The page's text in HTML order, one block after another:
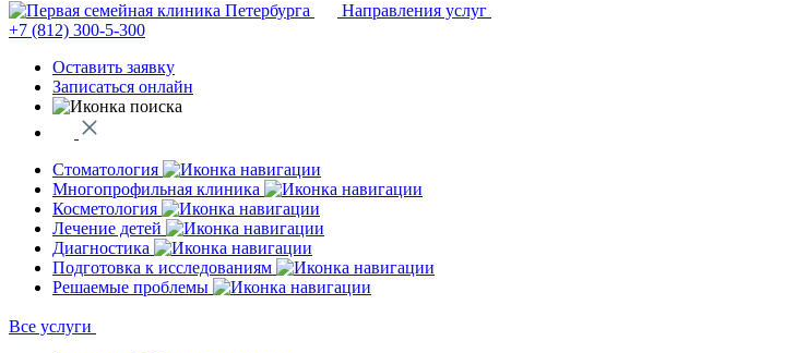
Направления услуг
+7 (812) 300-5-300
Оставить заявку
Записаться онлайн
Стоматология
Многопрофильная клиника
Косметология
Лечение детей
Диагностика
Подготовка к исследованиям
Решаемые проблемы
Все услуги